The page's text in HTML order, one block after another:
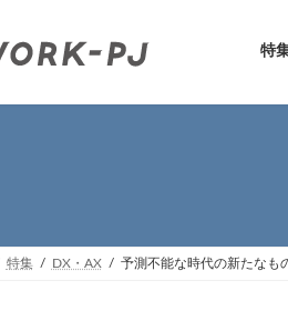
特
特集 DX・AX 予測不能な時代の新たなも